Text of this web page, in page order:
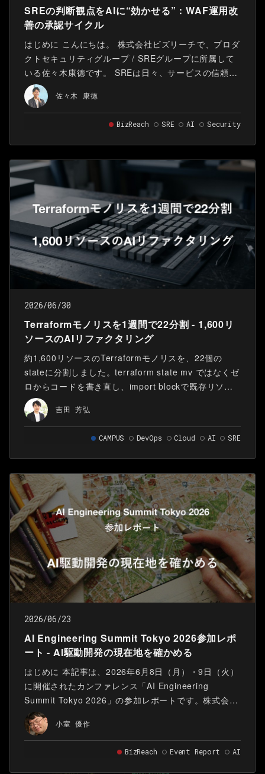
SREの判断観点をAIに“効かせる”：WAF運用改
善の承認サイクル
はじめに こんにちは。 株式会社ビズリーチで、プロダ
クトセキュリティグループ / SREグループに所属して
いる佐々木康徳です。 SREは日々、サービスの信頼性
を守るために、さまざまなアラートや運用上の判断に
向き合っています。 その中でも、WAFアラートのよう
なセキュリティシグナルの検知は、攻撃や不審な挙動
を把握するための重要な情報源です。 個々の検知を丁
寧に見ることは重要です。確認を重ねることで、担当
者の判断観点は少しずつ磨かれていきます。一方で、
その観点が形式知として運用の仕組みに反映されなけ
れば、知見は個人の経験に留まりやすくなります。 そ
の結果、次の運用改善に活かしづらくなります。 本記
事では、WAFアラートなどのセキュリティシグナルを
起点に、SREの判断観点をAIに“効かせる”取り組みを
紹介します。 ここでいう「AIに効かせる」とは、SRE
が普段見ている観点を、AIが改善案を出すときに参照
できる形にすることです。 目指しているのは、AIに判
断を丸投げすることではありません。 AIはWAFアラー
ト検知をもとに改善案や判断基準の見直しを提案し、
は、次の運用に反映します。 この流れを作ることで、
アラート対応の中で更新される判断基準を、継続的な
WAF運用改善につなげていきます。
佐々木 康徳
BizReach SRE AI Security
2026/06/30
Terraformモノリスを1週間で22分割 - 1,600リ
ソースのAIリファクタリング
約1,600リソースのTerraformモノリスを、22個の
stateに分割しました。terraform state mv ではなくゼ
ロからコードを書き直し、import blockで既存リソー
スを引き取る「フルリライト + import」方式です。AI
コーディングエージェント（Claude Code）の活用
で、当初見積もり8週間の作業が1週間で完了しまし
吉田 芳弘
CAMPUS DevOps Cloud AI SRE
2026/06/23
AI Engineering Summit Tokyo 2026参加レポ
ート - AI駆動開発の現在地を確かめる
はじめに 本記事は、2026年6月8日（月）・9日（火）
に開催されたカンファレンス「AI Engineering
Summit Tokyo 2026」の参加レポートです。株式会社
ビズリーチAI Product Studioでソフトウェアエンジニ
アをしている小室です。私はDay 2となる6月9日に現
地参加しました。
小室 優作
BizReach Event Report AI